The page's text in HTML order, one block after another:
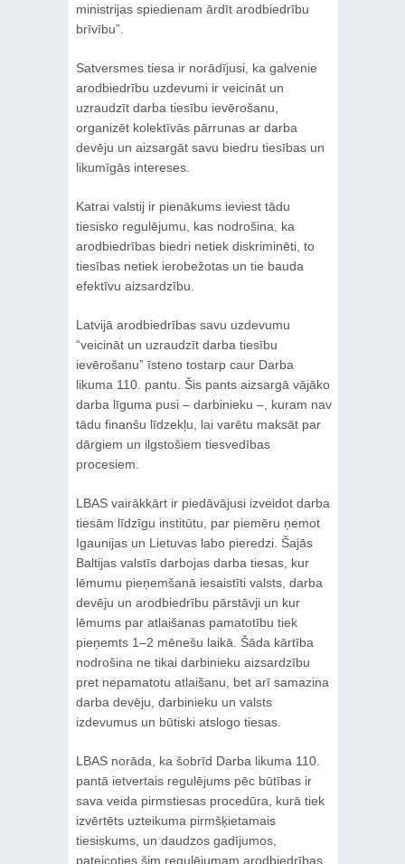
ministrijas spiedienam ārdīt arodbiedrību
brīvību”.
Satversmes tiesa ir norādījusi, ka galvenie
arodbiedrību uzdevumi ir veicināt un
uzraudzīt darba tiesību ievērošanu,
organizēt kolektīvās pārrunas ar darba
devēju un aizsargāt savu biedru tiesības un
likumīgās intereses.
Katrai valstij ir pienākums ieviest tādu
tiesisko regulējumu, kas nodrošina, ka
arodbiedrības biedri netiek diskriminēti, to
tiesības netiek ierobežotas un tie bauda
efektīvu aizsardzību.
Latvijā arodbiedrības savu uzdevumu
“veicināt un uzraudzīt darba tiesību
ievērošanu” īsteno tostarp caur Darba
likuma 110. pantu. Šis pants aizsargā vājāko
darba līguma pusi – darbinieku –, kuram nav
tādu finanšu līdzekļu, lai varētu maksāt par
dārgiem un ilgstošiem tiesvedības
procesiem.
LBAS vairākkārt ir piedāvājusi izveidot darba
tiesām līdzīgu institūtu, par piemēru ņemot
Igaunijas un Lietuvas labo pieredzi. Šajās
Baltijas valstīs darbojas darba tiesas, kur
lēmumu pieņemšanā iesaistīti valsts, darba
devēju un arodbiedrību pārstāvji un kur
lēmums par atlaišanas pamatotību tiek
pieņemts 1–2 mēnešu laikā. Šāda kārtība
nodrošina ne tikai darbinieku aizsardzību
pret nepamatotu atlaišanu, bet arī samazina
darba devēju, darbinieku un valsts
izdevumus un būtiski atslogo tiesas.
LBAS norāda, ka šobrīd Darba likuma 110.
pantā ietvertais regulējums pēc būtības ir
sava veida pirmstiesas procedūra, kurā tiek
izvērtēts uzteikuma pirmšķietamais
tiesiskums, un daudzos gadījumos,
pateicoties šim regulējumam arodbiedrības